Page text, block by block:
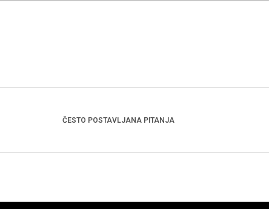
ČESTO POSTAVLJANA PITANJA